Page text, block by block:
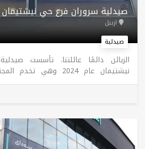
صيدلية سروران فرع حي نيشتيمان
اربيل
صيدلية
الزبائن دائمًا عائلتنا. تأسست
نيشتيمان عام 2024
متنوعة من الأدوية عالية الجودة من